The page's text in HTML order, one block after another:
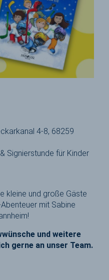
4-8, 68259
Signierstunde für Kinder
kleine und große Gäste
mit Sabine
und weitere
gerne an unser Team.